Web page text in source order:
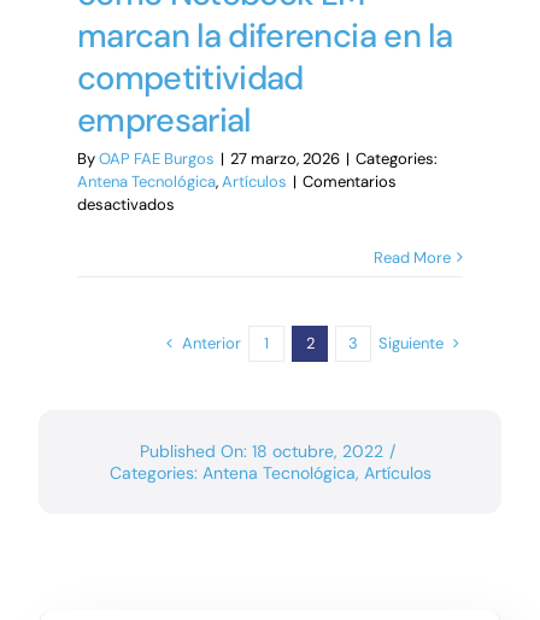
marcan la diferencia en la
competitividad
empresarial
ByOAP FAE Burgos | 27 marzo, 2026 | Categories:
Antena Tecnológica,Artículos | Comentarios
desactivadosen
LM
la
competitividad
Read More
Anterior 1 2 3 Siguiente
Published On: 18 octubre, 2022 /
Categories: Antena Tecnológica, Artículos